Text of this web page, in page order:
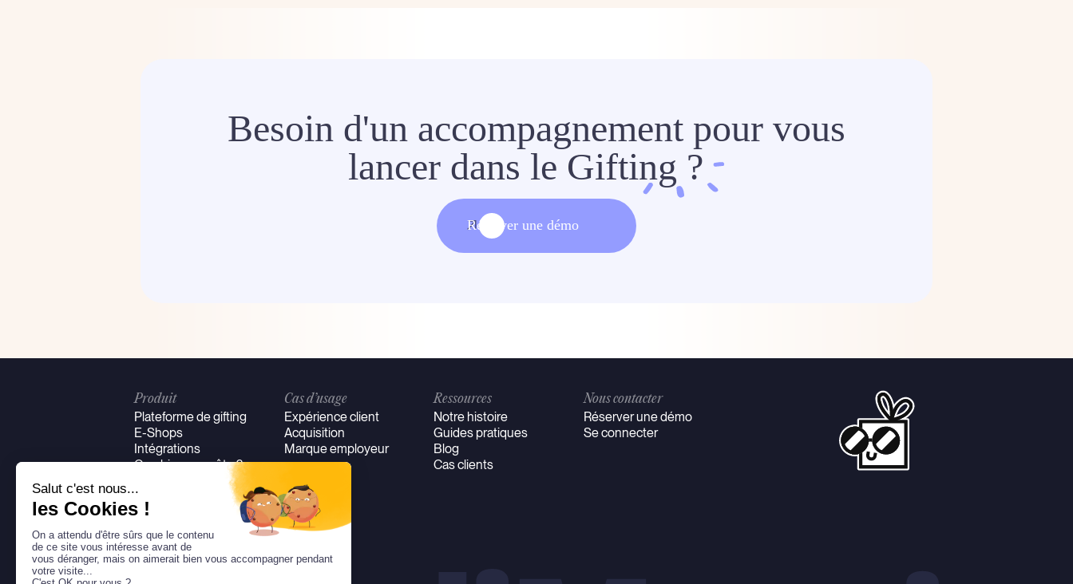
Besoin d'un accompagnement pour vous
lancer dans le Gifting ?
Réserver une démo
Produit
Plateforme de gifting
E-Shops
Intégrations
Combien ça coûte ?
Solidaire
NEW
Cas d’usage
Expérience client
Acquisition
Marque employeur
Ressources
Notre histoire
Guides pratiques
Blog
Cas clients
Nous contacter
Réserver une démo
Se connecter